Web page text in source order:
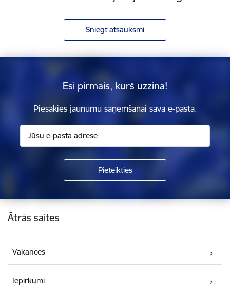
Sniegt atsauksmi
Esi pirmais, kurš uzzina!
Piesakies jaunumu saņemšanai savā e-pastā.
Kājene
Ātrās saites
Vakances
Iepirkumi